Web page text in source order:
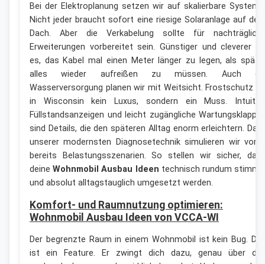
Bei der Elektroplanung setzen wir auf skalierbare
Nicht jeder braucht sofort eine riesige Solaranlage auf
Dach. Aber die Verkabelung sollte für
Erweiterungen vorbereitet sein. Günstiger und cleverer
es, das Kabel mal einen Meter länger zu legen, als
alles wieder aufreißen zu müssen. Auch
Wasserversorgung planen wir mit Weitsicht. Frostschutz
in Wisconsin kein Luxus, sondern ein Muss.
Füllstandsanzeigen und leicht zugängliche
sind Details, die den späteren Alltag enorm erleichtern.
unserer modernsten Diagnosetechnik simulieren wir
bereits Belastungsszenarien. So stellen wir sicher,
deineWohnmobil Ausbau Ideen technisch rundum
und absolut alltagstauglich umgesetzt werden.
Komfort- und Raumnutzung optimieren:
Wohnmobil Ausbau Ideen von VCCA-WI
Der begrenzte Raum in einem Wohnmobil ist kein Bug.
ist ein Feature. Er zwingt dich dazu, genau über